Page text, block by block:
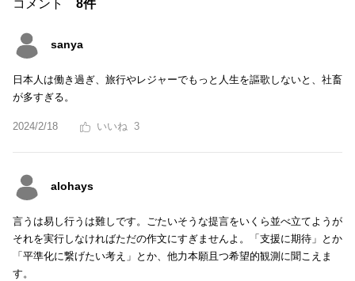
コメント 8件
sanya
日本人は働き過ぎ、旅行やレジャーでもっと人生を謳歌しないと、社畜
が多すぎる。
2024/2/18 3
alohays
言うは易し行うは難しです。ごたいそうな提言をいくら並べ立てようが
それを実行しなければただの作文にすぎませんよ。「支援に期待」とか
「平準化に繋げたい考え」とか、他力本願且つ希望的観測に聞こえま
す。